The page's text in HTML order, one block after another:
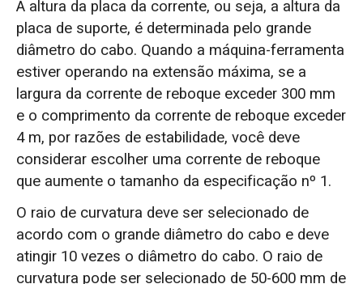
A altura da placa da corrente, ou seja, a altura da
placa de suporte, é determinada pelo grande
diâmetro do cabo. Quando a máquina-ferramenta
estiver operando na extensão máxima, se a
largura da corrente de reboque exceder 300 mm
e o comprimento da corrente de reboque exceder
4 m, por razões de estabilidade, você deve
considerar escolher uma corrente de reboque
que aumente o tamanho da especificação nº 1.
O raio de curvatura deve ser selecionado de
acordo com o grande diâmetro do cabo e deve
atingir 10 vezes o diâmetro do cabo. O raio de
curvatura pode ser selecionado de 50-600 mm de